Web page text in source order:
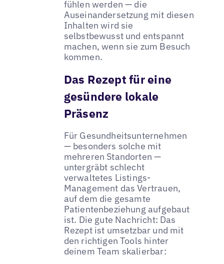
fühlen werden — die
Auseinandersetzung mit diesen
Inhalten wird sie
selbstbewusst und entspannt
machen, wenn sie zum Besuch
kommen.
Das Rezept für eine
gesündere lokale
Präsenz
Für Gesundheitsunternehmen
— besonders solche mit
mehreren Standorten —
untergräbt schlecht
verwaltetes Listings-
Management das Vertrauen,
auf dem die gesamte
Patientenbeziehung aufgebaut
ist. Die gute Nachricht: Das
Rezept ist umsetzbar und mit
den richtigen Tools hinter
deinem Team skalierbar: